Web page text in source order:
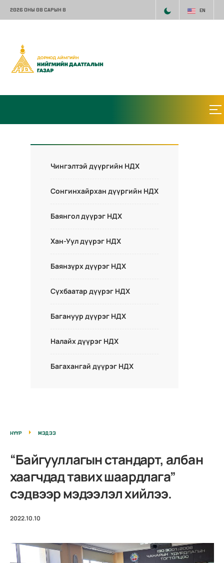
2026 ОНЫ 08 САРЫН 8 EN
Чингэлтэй дүүргийн НДХ
Сонгинхайрхан дүүргийн НДХ
Баянгол дүүрэг НДХ
Хан-Уул дүүрэг НДХ
Баянзүрх дүүрэг НДХ
Сүхбаатар дүүрэг НДХ
Багануур дүүрэг НДХ
Налайх дүүрэг НДХ
Багахангай дүүрэг НДХ
НҮҮР МЭДЭЭ
“Байгууллагын стандарт, албан
хаагчдад тавих шаардлага”
сэдвээр мэдээлэл хийлээ.
2022.10.10